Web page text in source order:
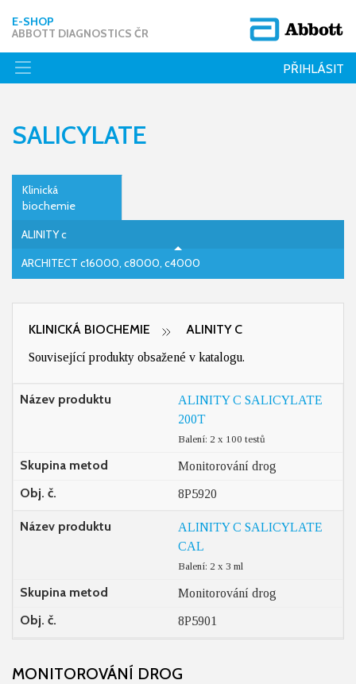
E-SHOP
ABBOTT DIAGNOSTICS ČR
PŘIHLÁSIT
SALICYLATE
Klinická
biochemie
ALINITY c
ARCHITECT c16000, c8000, c4000
KLINICKÁ BIOCHEMIE ALINITY C
Související produkty obsažené v katalogu.
Název produktu
ALINITY C SALICYLATE
200T
Balení: 2 x 100 testů
Skupina metod Monitorování drog
Obj. č. 8P5920
Název produktu
ALINITY C SALICYLATE
CAL
Balení: 2 x 3 ml
Skupina metod Monitorování drog
Obj. č. 8P5901
MONITOROVÁNÍ DROG